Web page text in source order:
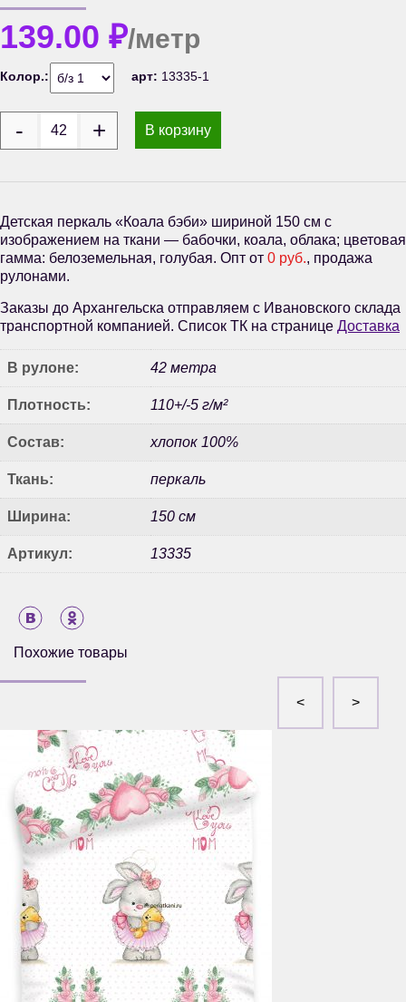
139.00 ₽/метр
Колор.: арт: 13335-1
В корзину
Детская перкаль «Коала бэби» шириной 150 см с
изображением на ткани — бабочки, коала, облака; цветовая
гамма: белоземельная, голубая. Опт от 0 руб., продажа
рулонами.
Заказы до Архангельска отправляем с Ивановского склада
транспортной компанией. Список ТК на странице Доставка
В рулоне: 42 метра
Плотность: 110+/-5 г/м²
Состав: хлопок 100%
Ткань: перкаль
Ширина: 150 см
Артикул: 13335
Похожие товары